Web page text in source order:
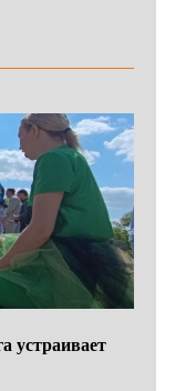
устраивает